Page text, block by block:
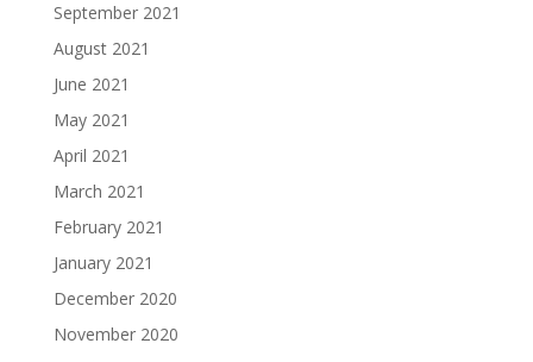
September 2021
August 2021
June 2021
May 2021
April 2021
March 2021
February 2021
January 2021
December 2020
November 2020